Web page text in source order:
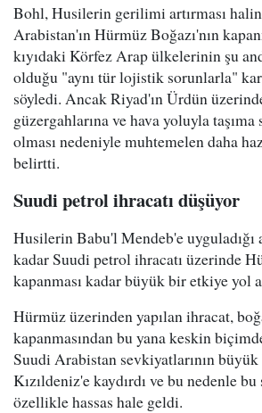
Bohl, Husilerin gerilimi artırması
Arabistan'ın Hürmüz Boğazı'nın
kıyıdaki Körfez Arap ülkelerinin şu
olduğu "aynı tür lojistik sorunlarla"
söyledi. Ancak Riyad'ın Ürdün
güzergahlarına ve hava yoluyla
olması nedeniyle muhtemelen daha
belirtti.
Suudi petrol ihracatı düşüyor
Husilerin Babu'l Mendeb'e
kadar Suudi petrol ihracatı üzerinde
kapanması kadar büyük bir etkiye yol
Hürmüz üzerinden yapılan ihracat,
kapanmasından bu yana keskin
Suudi Arabistan sevkiyatlarının
Kızıldeniz'e kaydırdı ve bu nedenle
özellikle hassas hale geldi.